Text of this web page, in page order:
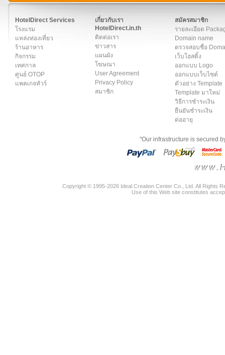
HotelDirect Services
โรงแรม
แหล่งท่องเที่ยว
ร้านอาหาร
กิจกรรม
เทศกาล
ศูนย์ OTOP
แพคเกจทัวร์
เกี่ยวกับเรา
HotelDirect.in.th
ติดต่อเรา
ข่าวสาร
แผนผัง
โฆษณา
User Agreement
Privacy Policy
สมาชิก
สมัครสมาชิก
รายละเอียด
Domain name
ตรวจสอบชื่อ
เว็บโฮสติ้ง
ออกแบบ Logo
ออกแบบเว็บไซต์
ตัวอย่าง Template
Template มาใหม่
วิธีการชำระเงิน
ยืนยันชำระเงิน
ต่ออายุ
"Our infrastructure is secured
Copyright © 1995-2026 Ideal Creation Center Co., Ltd. All Rights
Use of this Web site constitutes